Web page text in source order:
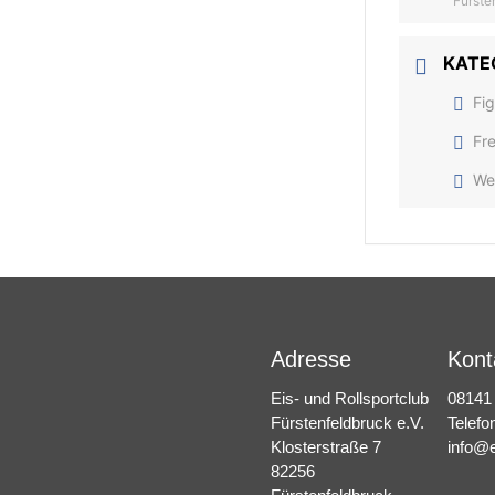
Adresse
Eis- und Rollsportclub
Fürstenfeldbruck e.V.
Klosterstraße 7
82256